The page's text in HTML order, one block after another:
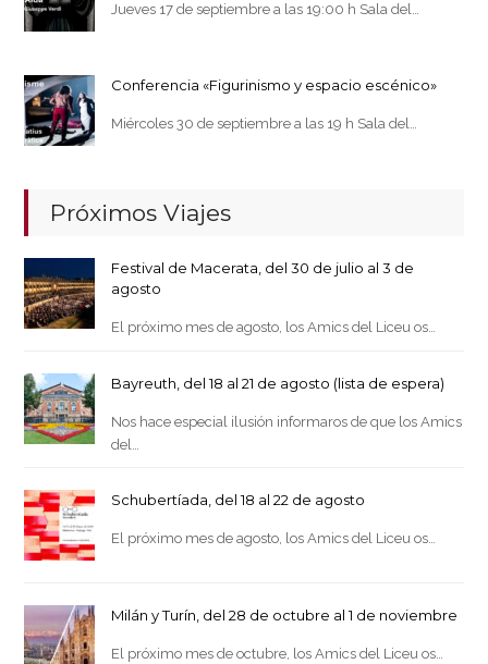
Jueves 17 de septiembre a las 19:00 h Sala del…
Conferencia «Figurinismo y espacio escénico»
Miércoles 30 de septiembre a las 19 h Sala del…
Próximos Viajes
Festival de Macerata, del 30 de julio al 3 de
agosto
El próximo mes de agosto, los Amics del Liceu os…
Bayreuth, del 18 al 21 de agosto (lista de espera)
Nos hace especial ilusión informaros de que los Amics
del…
Schubertíada, del 18 al 22 de agosto
El próximo mes de agosto, los Amics del Liceu os…
Milán y Turín, del 28 de octubre al 1 de noviembre
El próximo mes de octubre, los Amics del Liceu os…